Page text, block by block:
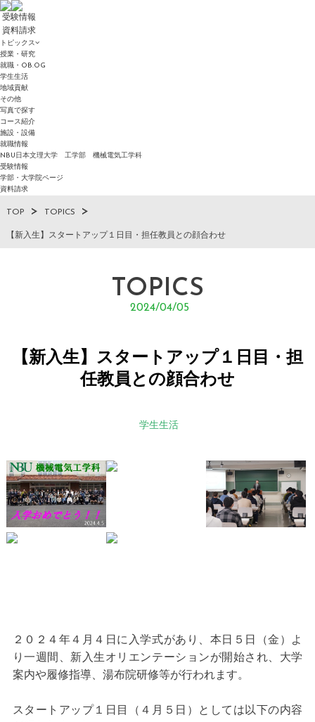
受験情報
資料請求
トピックス
授業・研究
就職・OB.OG
学生生活
地域貢献
その他
写真で探す
コース紹介
施設・設備
就職情報
NBU日本文理大学 工学部 機械電気工学科
受験情報
学部・大学院ページ
資料請求
TOP TOPICS
【新入生】スタートアップ１日目・担任教員との顔合わせ
TOPICS
2024/04/05
【新入生】スタートアップ１日目・担
任教員との顔合わせ
学生生活
２０２４年４月４日に入学式があり、本日５日（金）よ
り一週間、新入生オリエンテーションが開始され、大学
案内や履修指導、湯布院研修等が行われます。
スタートアップ１日目（４月５日）としては以下の内容